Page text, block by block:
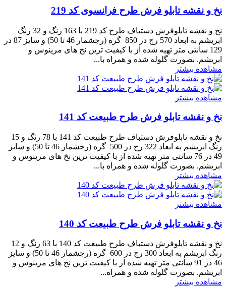
نخ و نقشه تابلو فرش طرح فرانسوی کد 219
نخ و نقشه تابلوفرش دستباف طرح کد 219 با 163 رنگ و 32 رنگ
ابریشم به ابعاد 570 رج در 850 گره (رجشمار 46 تا 50) و سایز 87 در
129 سانتی متر تهیه شده از با کیفیت ترین نخ های مرینوس و
ابریشم. بصورت گلوله شده و همراه با...
مشاهده بیشتر
مشاهده بیشتر
نخ و نقشه تابلو فرش طرح طبیعت کد 141
نخ و نقشه تابلوفرش دستباف طرح طبیعت کد 141 با 78 رنگ و 15
رنگ ابریشم به ابعاد 322 رج در 500 گره (رجشمار 46 تا 50) و سایز
49 در 76 سانتی متر تهیه شده از با کیفیت ترین نخ های مرینوس و
ابریشم. بصورت گلوله شده و همراه با...
مشاهده بیشتر
مشاهده بیشتر
نخ و نقشه تابلو فرش طرح طبیعت کد 140
نخ و نقشه تابلوفرش دستباف طرح طبیعت کد 140 با 63 رنگ و 12
رنگ ابریشم به ابعاد 300 رج در 600 گره (رجشمار 46 تا 50) و سایز
46 در 91 سانتی متر تهیه شده از با کیفیت ترین نخ های مرینوس و
ابریشم. بصورت گلوله شده و همراه...
مشاهده بیشتر